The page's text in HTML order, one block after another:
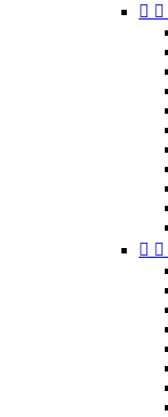
 
 